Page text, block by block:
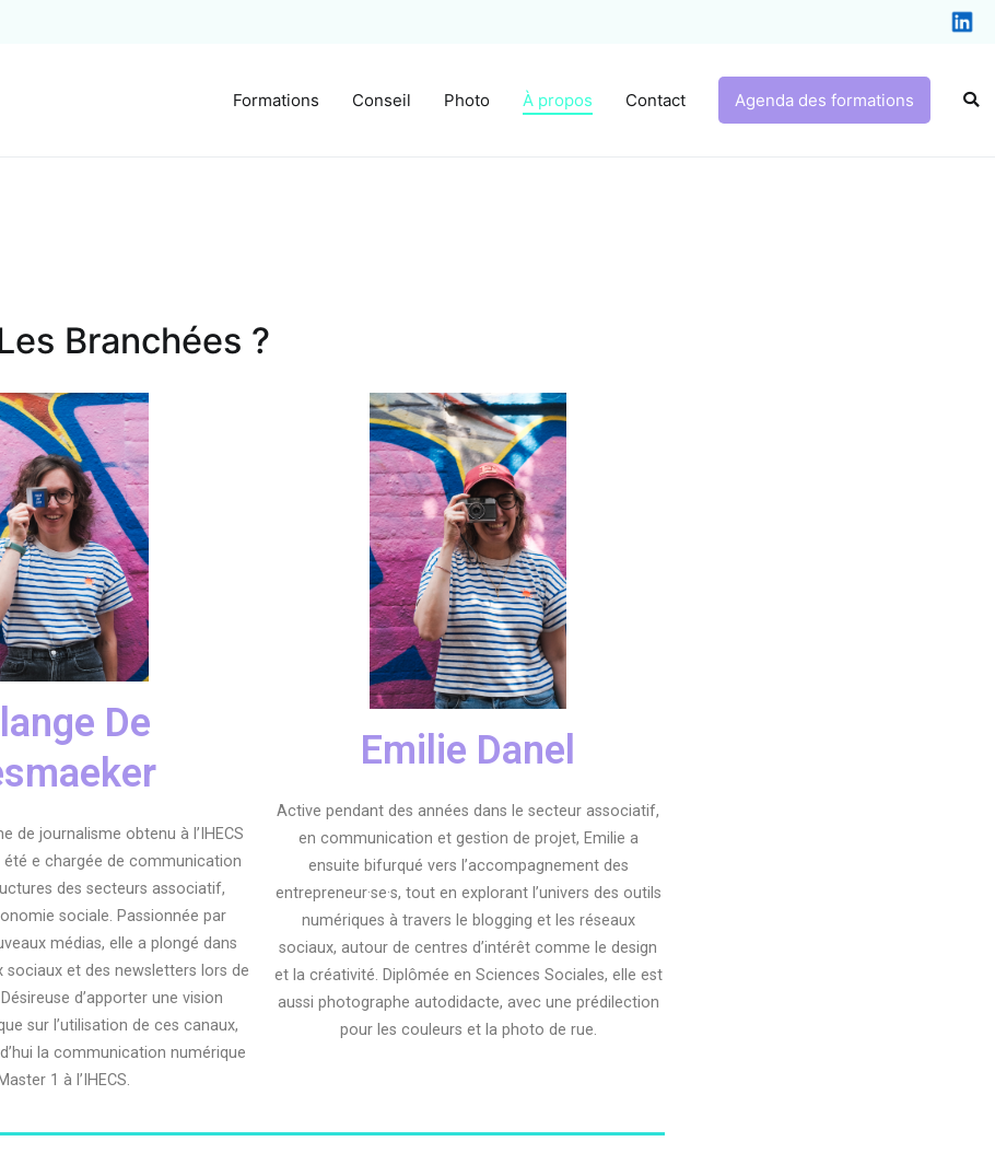
Formations Conseil Photo À propos Contact Agenda des formations
Branchées ?
De
de journalisme obtenu à l’IHECS
été e chargée de communication
des secteurs associatif,
sociale. Passionnée par
médias, elle a plongé dans
sociaux et des newsletters lors de
d’apporter une vision
sur l’utilisation de ces canaux,
la communication numérique
1 à l’IHECS.
Emilie Danel
Active pendant des années dans le secteur associatif,
en communication et gestion de projet, Emilie a
ensuite bifurqué vers l’accompagnement des
entrepreneur·se·s, tout en explorant l’univers des outils
numériques à travers le blogging et les réseaux
sociaux, autour de centres d’intérêt comme le design
et la créativité. Diplômée en Sciences Sociales, elle est
aussi photographe autodidacte, avec une prédilection
pour les couleurs et la photo de rue.